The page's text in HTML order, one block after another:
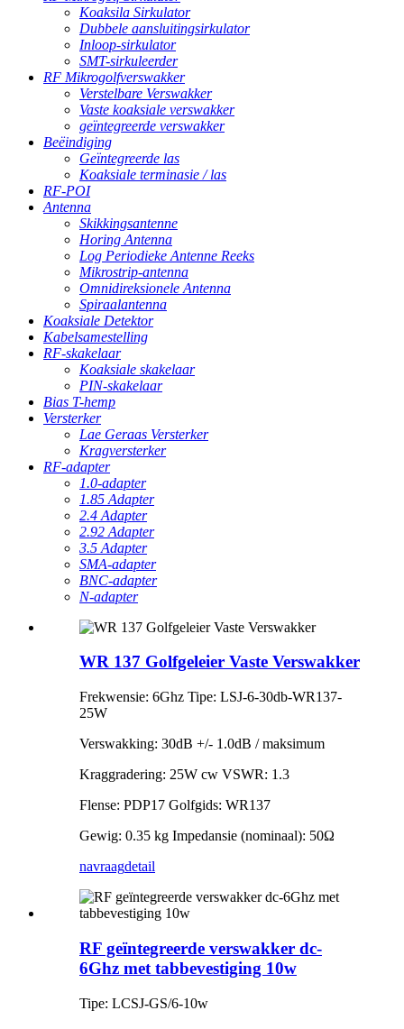
Koaksila Sirkulator
Dubbele aansluitingsirkulator
Inloop-sirkulator
SMT-sirkuleerder
RF Mikrogolfverswakker
Verstelbare Verswakker
Vaste koaksiale verswakker
geïntegreerde verswakker
Beëindiging
Geïntegreerde las
Koaksiale terminasie / las
RF-POI
Antenna
Skikkingsantenne
Horing Antenna
Log Periodieke Antenne Reeks
Mikrostrip-antenna
Omnidireksionele Antenna
Spiraalantenna
Koaksiale Detektor
Kabelsamestelling
RF-skakelaar
Koaksiale skakelaar
PIN-skakelaar
Bias T-hemp
Versterker
Lae Geraas Versterker
Kragversterker
RF-adapter
1.0-adapter
1.85 Adapter
2.4 Adapter
2.92 Adapter
3.5 Adapter
SMA-adapter
BNC-adapter
N-adapter
WR 137 Golfgeleier Vaste Verswakker
Frekwensie: 6Ghz Tipe: LSJ-6-30db-WR137-
25W
Verswakking: 30dB +/- 1.0dB / maksimum
Kraggradering: 25W cw VSWR: 1.3
Flense: PDP17 Golfgids: WR137
Gewig: 0.35 kg Impedansie (nominaal): 50Ω
navraagdetail
RF geïntegreerde verswakker dc-
6Ghz met tabbevestiging 10w
Tipe: LCSJ-GS/6-10w